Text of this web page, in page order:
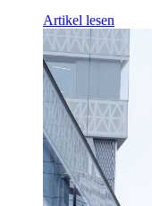
Artikel lesen